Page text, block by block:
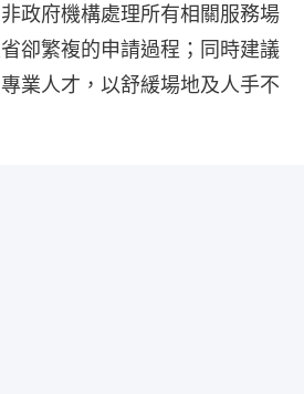
政府機構處理所有相關服務場
卻繁複的申請過程；同時建議
業人才，以舒緩場地及人手不